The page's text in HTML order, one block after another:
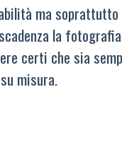
ma soprattutto
la
certi che sia
misura.